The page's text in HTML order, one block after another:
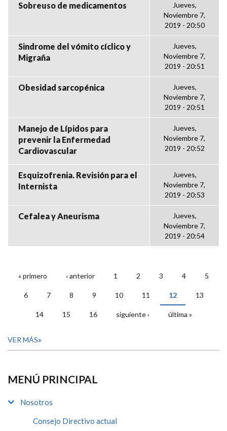
Sobreuso de medicamentos
Jueves,
Noviembre 7,
2019 - 20:50
Sindrome del vómito cíclico y
Migraña
Jueves,
Noviembre 7,
2019 - 20:51
Obesidad sarcopénica
Jueves,
Noviembre 7,
2019 - 20:51
Manejo de Lípidos para
prevenir la Enfermedad
Cardiovascular
Jueves,
Noviembre 7,
2019 - 20:52
Esquizofrenia. Revisión para el
Internista
Jueves,
Noviembre 7,
2019 - 20:53
Cefalea y Aneurisma
Jueves,
Noviembre 7,
2019 - 20:54
PÁGINAS
« primero ‹ anterior 1 2 3 4 5
6 7 8 9 10 11 12 13
14 15 16 siguiente › última »
VER MÁS
MENÚ PRINCIPAL
Nosotros
Consejo Directivo actual